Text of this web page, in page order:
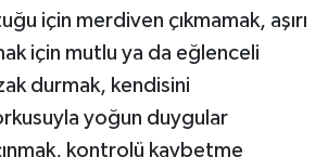
için merdiven çıkmamak, aşırı
için mutlu ya da eğlenceli
durmak, kendisini
yoğun duygular
kontrolü kaybetme